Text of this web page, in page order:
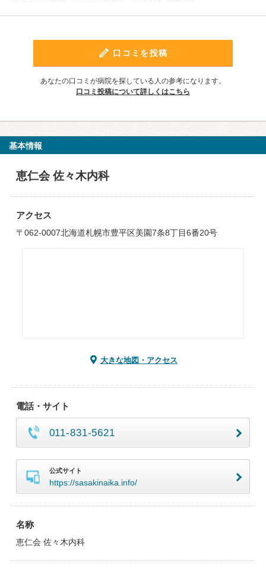
口コミを投稿
あなたの口コミが病院を探している人の参考になります。
口コミ投稿について詳しくはこちら
基本情報
恵仁会 佐々木内科
アクセス
〒062-0007北海道札幌市豊平区美園7条8丁目6番20号
大きな地図・アクセス
電話・サイト
011-831-5621
公式サイト
https://sasakinaika.info/
名称
恵仁会 佐々木内科